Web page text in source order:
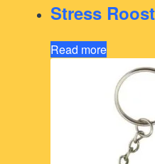
Stress
Read more